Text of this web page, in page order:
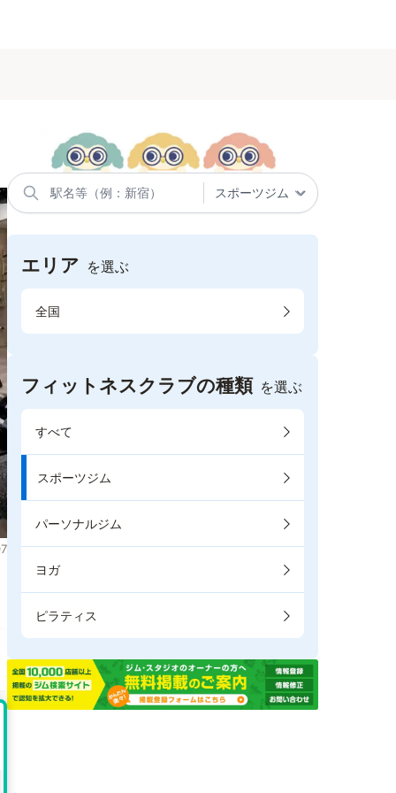
エリア を選ぶ
全国
フィットネスクラブの種類 を選ぶ
すべて
スポーツジム
パーソナルジム
ヨガ
ピラティス